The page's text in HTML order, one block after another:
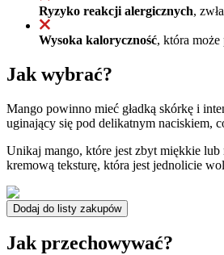
Ryzyko reakcji alergicznych,
Wysoka kaloryczność, która może
Jak wybrać?
Mango powinno mieć gładką skórkę i
uginający się pod delikatnym naciskiem,
Unikaj mango, które jest zbyt miękkie lub
kremową teksturę, która jest jednolicie
Dodaj do listy zakupów
Jak przechowywać?